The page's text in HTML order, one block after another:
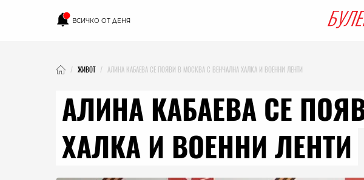
ВСИЧКО ОТ ДЕНЯ
ЖИВОТ АЛИНА КАБАЕВА СЕ ПОЯВИ В МОСКВА С ВЕНЧАЛНА ХАЛКА И ВОЕННИ ЛЕНТИ
АЛИНА КАБАЕВА СЕ
ХАЛКА И ВОЕННИ ЛЕНТИ